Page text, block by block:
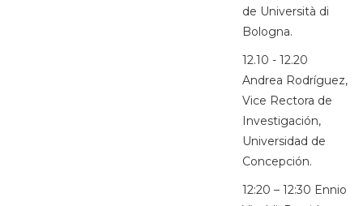
de Università di
Bologna.
12.10 - 12.20
Andrea Rodríguez,
Vice Rectora de
Investigación,
Universidad de
Concepción.
12:20 – 12:30 Ennio